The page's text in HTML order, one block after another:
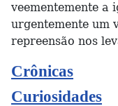
veementemente a
urgentemente um
repreensão nos
Crônicas
Curiosidades